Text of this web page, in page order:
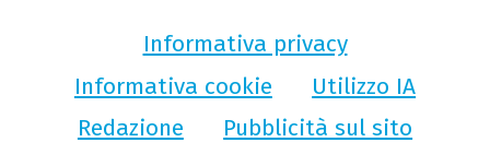
Informativa privacy
Informativa cookie
Utilizzo IA
Redazione
Pubblicità sul sito